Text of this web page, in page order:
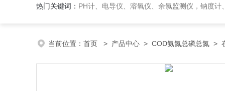
热门关键词： PH计、电导仪、溶氧仪、余氯监测仪，钠度计、酸碱浓度计、
当前位置： 首页 > 产品中心 > COD氨氮总磷总氮 >